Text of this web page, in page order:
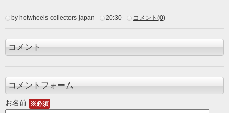
by hotwheels-collectors-japan 20:30 コメント(0)
コメント
コメントフォーム
お名前 ※必須